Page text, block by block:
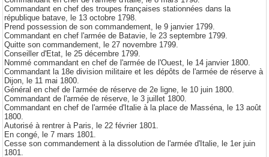
Commandant en chef des troupes françaises stationnées dans la
république batave, le 13 octobre 1798.
Prend possession de son commandement, le 9 janvier 1799.
Commandant en chef l'armée de Batavie, le 23 septembre 1799.
Quitte son commandement, le 27 novembre 1799.
Conseiller d'Etat, le 25 décembre 1799.
Nommé commandant en chef de l'armée de l'Ouest, le 14 janvier 1800.
Commandant la 18e division militaire et les dépôts de l'armée de réserve à
Dijon, le 11 mai 1800.
Général en chef de l'armée de réserve de 2e ligne, le 10 juin 1800.
Commandant de l'armée de réserve, le 3 juillet 1800.
Commandant en chef de l'armée d'Italie à la place de Masséna, le 13 août
1800.
Autorisé à rentrer à Paris, le 22 février 1801.
En congé, le 7 mars 1801.
Cesse son commandement à la dissolution de l'armée d'Italie, le 1er juin
1801.